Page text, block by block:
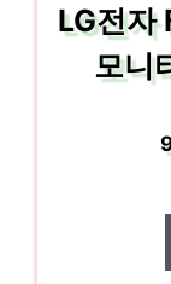
LG전자
모니